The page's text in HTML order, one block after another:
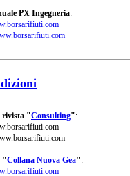
PX Ingegneria:
rivista "Consulting":
"Collana Nuova Gea":